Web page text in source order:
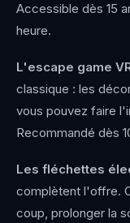
Accessible dès 15
heure.
L'escape game
classique : les
vous pouvez faire
Recommandé dès
Les fléchettes
complètent l'offre.
coup, prolonger la